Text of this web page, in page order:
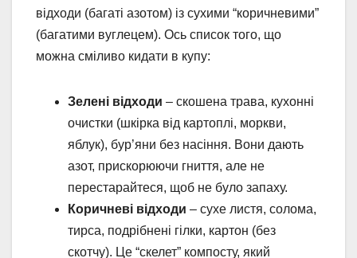
відходи (багаті азотом) із сухими “коричневими”
(багатими вуглецем). Ось список того, що
можна сміливо кидати в купу:
Зелені відходи – скошена трава, кухонні
очистки (шкірка від картоплі, моркви,
яблук), бур’яни без насіння. Вони дають
азот, прискорюючи гниття, але не
перестарайтеся, щоб не було запаху.
Коричневі відходи – сухе листя, солома,
тирса, подрібнені гілки, картон (без
скотчу). Це “скелет” компосту, який